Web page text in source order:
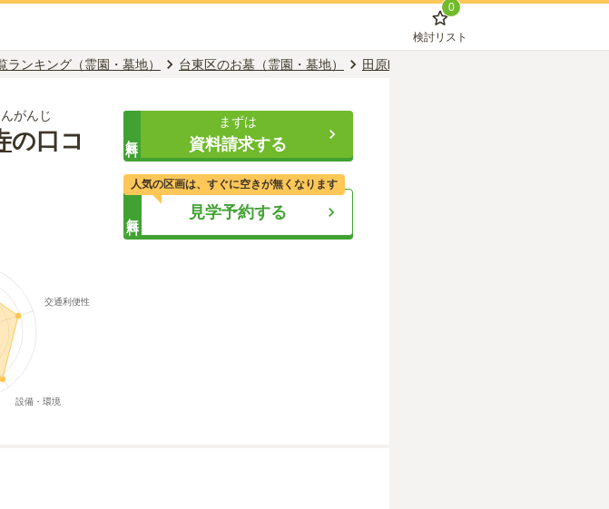
0
検討リスト
ンキング（霊園・墓地） 台東区のお墓（霊園・墓地） 田原町駅のお墓（霊園・墓地）
がんじ
の口コ
まずは
資料請求する
見学予約する
人気の区画は、すぐに空きが無くなります